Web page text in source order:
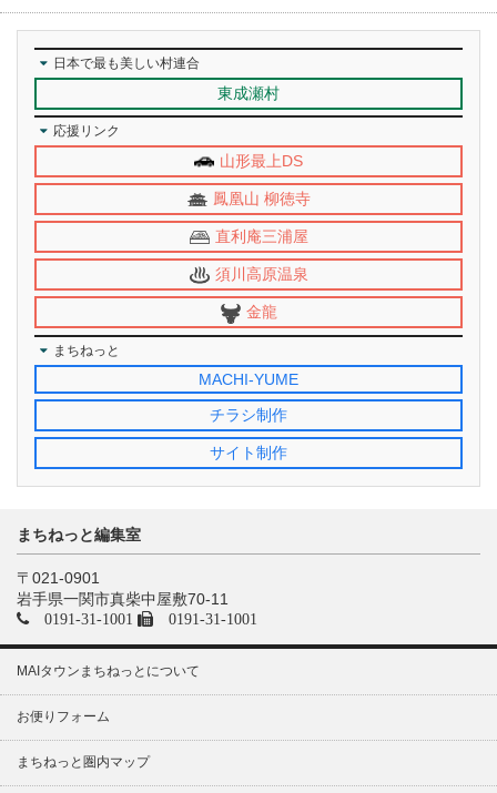
日本で最も美しい村連合
東成瀬村
応援リンク
山形最上DS
鳳凰山 柳徳寺
直利庵三浦屋
須川高原温泉
金龍
まちねっと
MACHI-YUME
チラシ制作
サイト制作
まちねっと編集室
〒021-0901
岩手県一関市真柴中屋敷70-11
0191-31-1001 0191-31-1001
MAIタウンまちねっとについて
お便りフォーム
まちねっと圏内マップ